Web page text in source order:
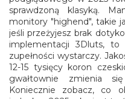
sprawdzoną klasyką.
monitory "highend", takie
jeśli przeżyjesz brak
implementacji 3Dluts,
zupełności wystarczy.
12-15 tysięcy koron
gwałtownie zmienia
Koniecznie zobacz, co